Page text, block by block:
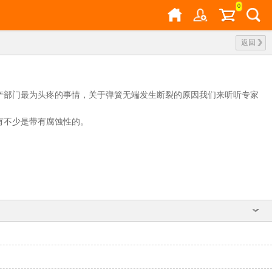
0
返回
门最为头疼的事情，关于弹簧无端发生断裂的原因我们来听听专家
少是带有腐蚀性的。